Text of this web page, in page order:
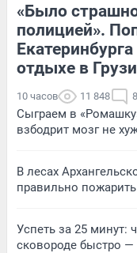
«Было
полицией».
отдыхе в
10 часов 11 848
Сыграем в
взбодрит мозг не
В лесах
правильно пожарить
Успеть за 25 минут:
сковороде быстро